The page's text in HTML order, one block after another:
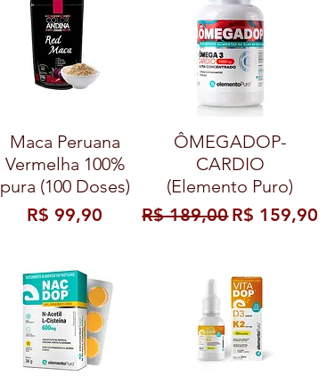
Maca Peruana
Vermelha 100%
pura (100 Doses)
Preço
R$ 99,90
ÔMEGADOP-
CARDIO
(Elemento Puro)
Preço normal
R$ 189,00Preço
R$ 159,90